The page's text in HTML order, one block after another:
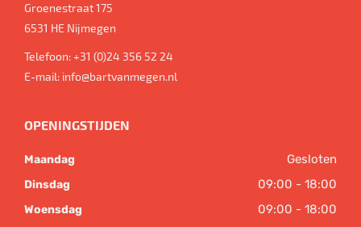
Groenestraat 175
6531 HE Nijmegen
Telefoon:+31 (0)24 356 52 24
E-mail: info@bartvanmegen.nl
OPENINGSTIJDEN
Maandag Gesloten
Dinsdag 09:00 - 18:00
Woensdag 09:00 - 18:00